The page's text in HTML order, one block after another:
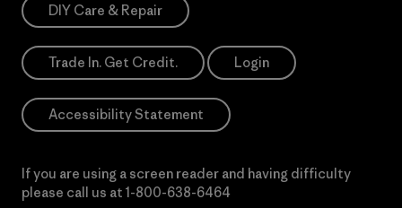
DIY Care & Repair
Trade In. Get Credit. Login
Accessibility Statement
If you are using a screen reader and having difficulty
please call us at 1-800-638-6464